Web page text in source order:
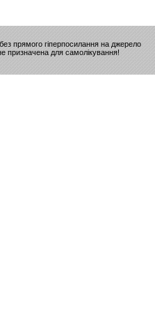
прямого гіперпосилання на джерело
призначена для самолікування!